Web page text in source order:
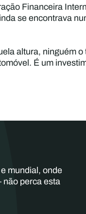
Financeira
se encontrava
altura, ninguém
É um
mundial, onde
perca esta